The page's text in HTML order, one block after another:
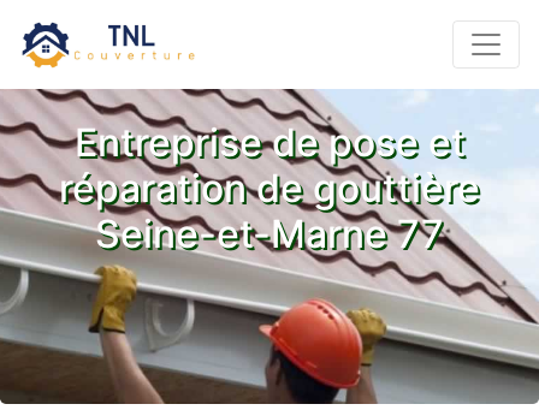
Entreprise de pose et
réparation de gouttière
Seine-et-Marne 77